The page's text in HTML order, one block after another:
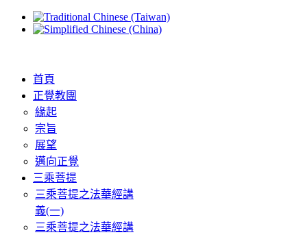
首頁
正覺教團
緣起
宗旨
展望
邁向正覺
三乘菩提
三乘菩提之法華經講
義(一)
三乘菩提之法華經講